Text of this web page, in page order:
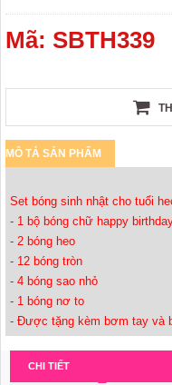
Mã: SBTH339
MÔ TẢ SẢN PHẨM
Set bóng sinh nhật cho tuổi
- 1 bộ bóng chữ happy
- 2 bóng heo
- 12 bóng tròn
- 4 bóng sao nhỏ
- 1 bóng nơ to
- Được tặng kèm bơm tay và
CHI TIẾT